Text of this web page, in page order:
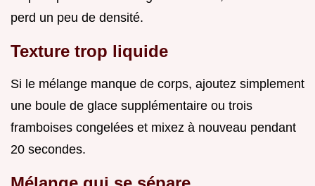
perd un peu de densité.
Texture trop liquide
Si le mélange manque de corps, ajoutez simplement
une boule de glace supplémentaire ou trois
framboises congelées et mixez à nouveau pendant
20 secondes.